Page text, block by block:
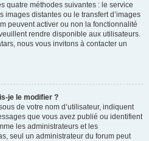
quatre méthodes suivantes : le service
images distantes ou le transfert d’images
peuvent activer ou non la fonctionnalité
rendre disponible aux utilisateurs.
nous vous invitons à contacter un
je le modifier ?
de votre nom d’utilisateur, indiquent
que vous avez publié ou identifient
les administrateurs et les
seul un administrateur du forum peut